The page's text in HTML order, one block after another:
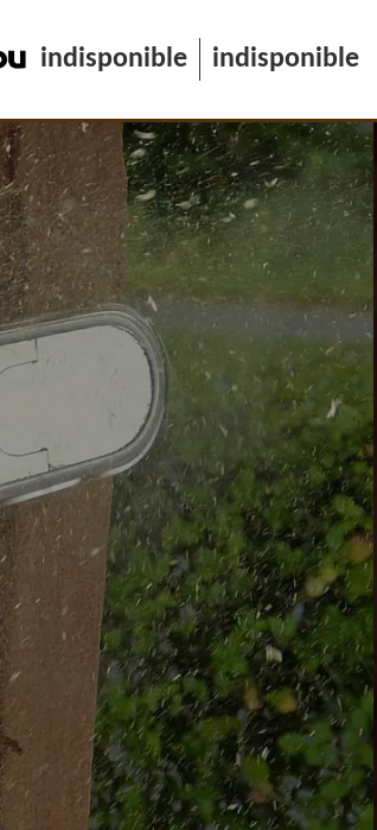
indisponible indisponible